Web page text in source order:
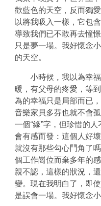
歡藍色的天空，反而獨
以將我吸入一樣，它包
導致我們已不敢再去憧
只是夢一場。我好懷念
的天空。
小時候，我以為幸福
暖，有父母的疼愛，等
為的幸福只是局部而已
音樂家貝多芬也就不會
一個“緣”字，但珍惜的
會有感而發：這個人好
就沒有那些勾心鬥角了
個工作崗位而棄多年的
親不認，這樣的狀況，
變。現在我明白了，即
是誤會一場。我好懷念